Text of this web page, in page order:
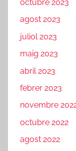
octubre 2023
agost 2023
juliol 2023
maig 2023
abril 2023
febrer 2023
novembre
octubre 2022
agost 2022